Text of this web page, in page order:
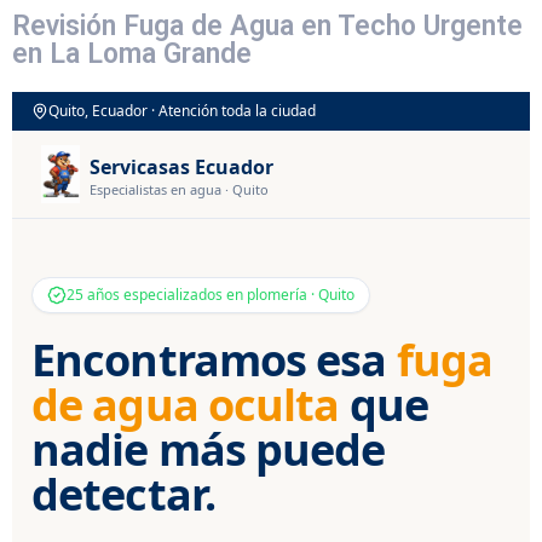
Revisión Fuga de Agua en Techo Urgente
en La Loma Grande